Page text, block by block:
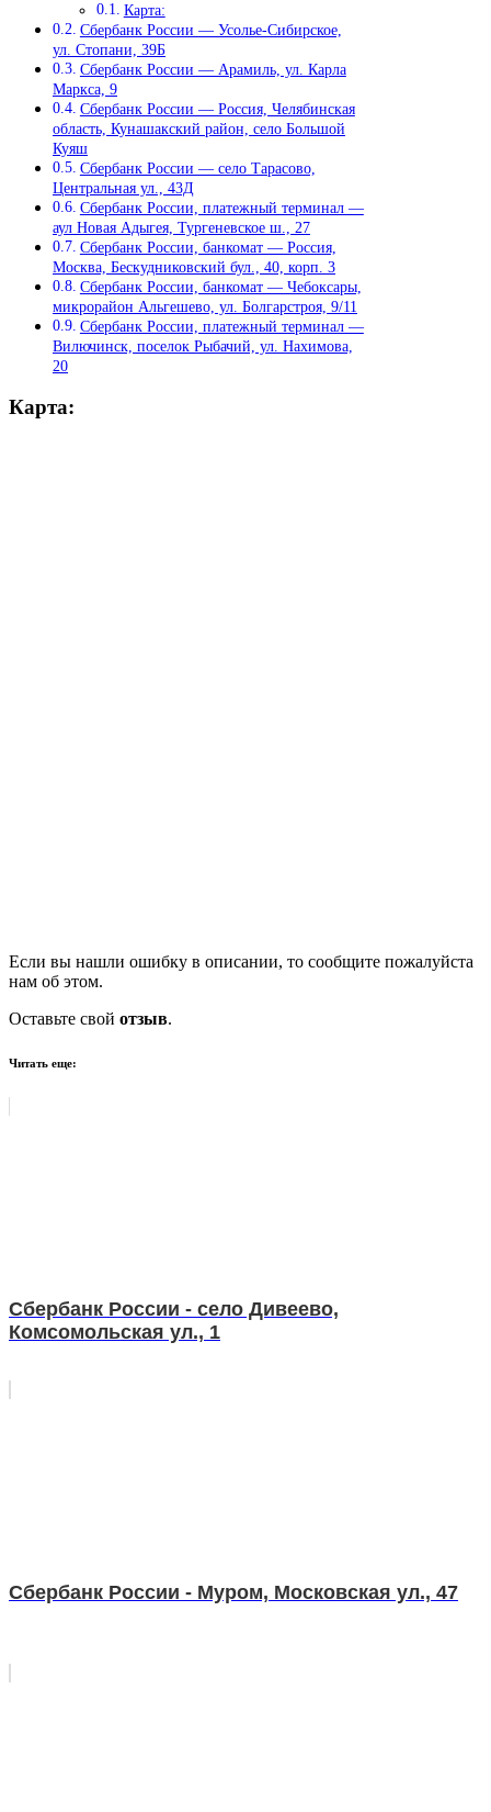
Карта:
Сбербанк России — Усолье-Сибирское,
ул. Стопани, 39Б
Сбербанк России — Арамиль, ул. Карла
Маркса, 9
Сбербанк России — Россия, Челябинская
область, Кунашакский район, село Большой
Куяш
Сбербанк России — село Тарасово,
Центральная ул., 43Д
Сбербанк России, платежный терминал —
аул Новая Адыгея, Тургеневское ш., 27
Сбербанк России, банкомат — Россия,
Москва, Бескудниковский бул., 40, корп. 3
Сбербанк России, банкомат — Чебоксары,
микрорайон Альгешево, ул. Болгарстроя, 9/11
Сбербанк России, платежный терминал —
Вилючинск, поселок Рыбачий, ул. Нахимова,
20
Карта:
Если вы нашли ошибку в описании, то сообщите пожалуйста
нам об этом.
Оставьте свой отзыв.
Читать еще:
Сбербанк России - село Дивеево,
Комсомольская ул., 1
Сбербанк России - Муром, Московская ул., 47